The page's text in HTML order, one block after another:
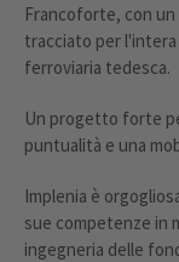
Francoforte, con
tracciato per
ferroviaria tedesca.
Un progetto forte
puntualità e una
Implenia è
sue competenze in
ingegneria delle